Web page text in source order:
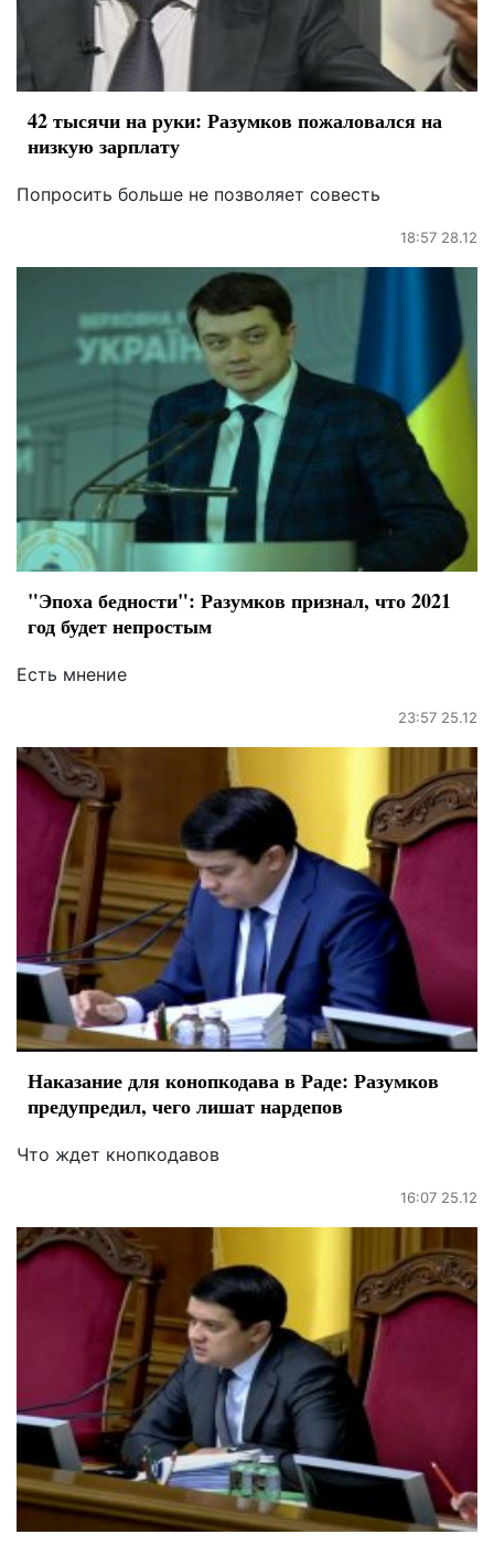
42 тысячи на руки: Разумков пожаловался на
низкую зарплату
Попросить больше не позволяет совесть
18:57 28.12
"Эпоха бедности": Разумков признал, что 2021
год будет непростым
Есть мнение
23:57 25.12
Наказание для конопкодава в Раде: Разумков
предупредил, чего лишат нардепов
Что ждет кнопкодавов
16:07 25.12